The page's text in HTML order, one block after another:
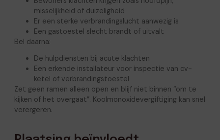
misselijkheid of duizeligheid
Er een sterke verbrandingslucht aanwezig is
Een gastoestel slecht brandt of uitvalt
Bel daarna:
De hulpdiensten bij acute klachten
Een erkende installateur voor inspectie van cv-
ketel of verbrandingstoestel
Zet geen ramen alleen open en blijf niet binnen “om te
kijken of het overgaat”. Koolmonoxidevergiftiging kan snel
verergeren.